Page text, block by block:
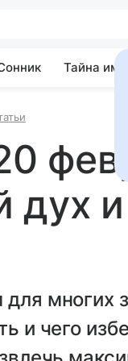
Тайна
и
многих
и чего